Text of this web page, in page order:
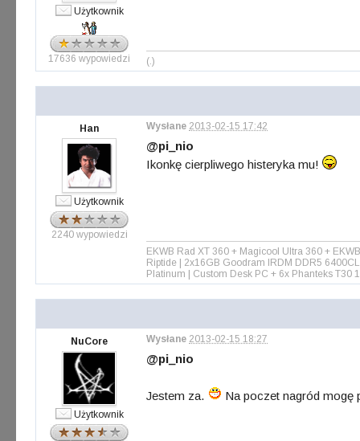
Użytkownik
17636 wypowiedzi (.)
Han
Użytkownik
2240 wypowiedzi
Wysłane 2013-02-15 17:42
@pi_nio
Ikonkę cierpliwego histeryka mu!
EKWB Rad XT 360 + Magicool Ultra 360 +
Riptide | 2x16GB Goodram IRDM DDR5
Platinum | Custom Desk PC + 6x Phanteks
NuCore
Użytkownik
Wysłane 2013-02-15 18:27
@pi_nio
Jestem za. Na poczet nagród mogę